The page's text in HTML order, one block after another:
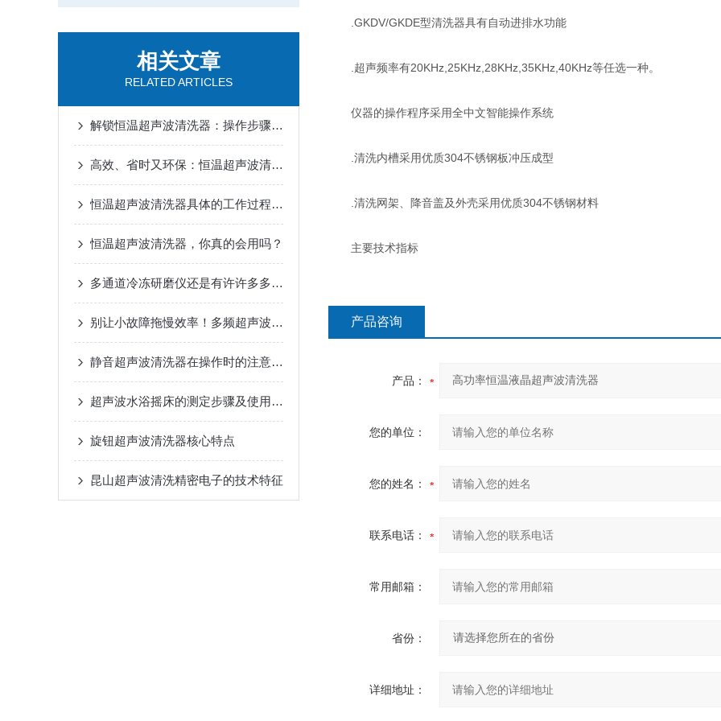
相关文章
RELATED ARTICLES
解锁恒温超声波清洗器：操作步骤全梳理，轻松上手不踩坑
高效、省时又环保：恒温超声波清洗器的神奇之处
恒温超声波清洗器具体的工作过程你可清楚？
恒温超声波清洗器，你真的会用吗？
多通道冷冻研磨仪还是有许许多多特点的
别让小故障拖慢效率！多频超声波清洗机常见问题，这样解决才靠谱
静音超声波清洗器在操作时的注意事项
超声波水浴摇床的测定步骤及使用注意事项如下
旋钮超声波清洗器核心特点
昆山超声波清洗精密电子的技术特征
.GKDV/GKDE型清洗器具有自动进排水功能
.超声频率有20KHz,25KHz,28KHz,35KHz,40KHz等任选一种。
仪器的操作程序采用全中文智能操作系统
.清洗内槽采用优质304不锈钢板冲压成型
.清洗网架、降音盖及外壳采用优质304不锈钢材料
主要技术指标
产品咨询
产品：
您的单位：
您的姓名：
联系电话：
常用邮箱：
省份：
详细地址：